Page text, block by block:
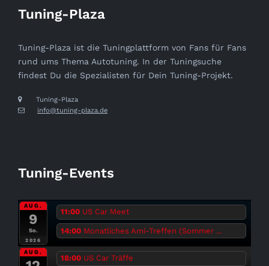
Tuning-Plaza
Tuning-Plaza ist die Tuningplattform von Fans für Fans
rund ums Thema Autotuning. In der Tuningsuche
findest Du die Spezialisten für Dein Tuning-Projekt.
Tuning-Plaza
info@tuning-plaza.de
Tuning-Events
AUG.
9
So.
2026
11:00 US Car Meet
14:00 Monatliches Ami-Treffen (Sommer ...
AUG.
18:00 US Car Träffe